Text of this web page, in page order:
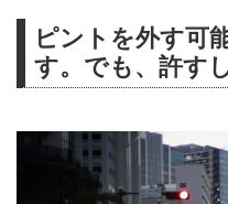
ピントを外す可
す。でも、許すし